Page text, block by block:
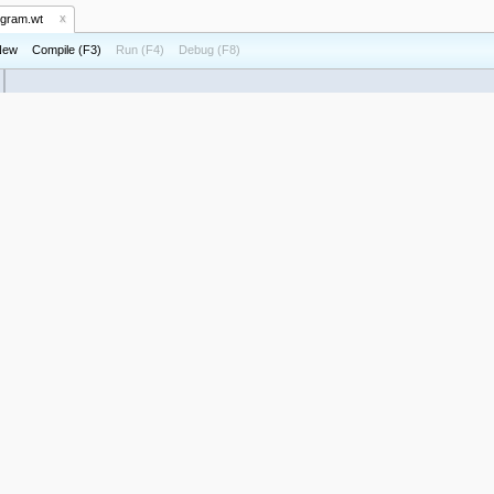
Compile (F3) Run (F4) Debug (F8)